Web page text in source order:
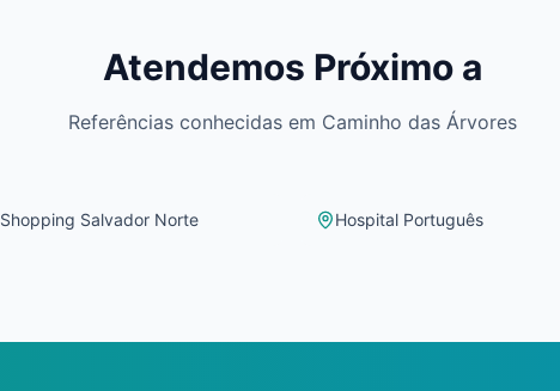
Atendemos Próximo a
Referências conhecidas em Caminho das Árvores
Shopping Salvador Norte Hospital Português